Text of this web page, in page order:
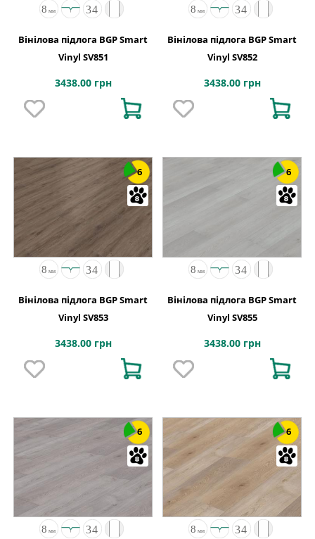
Вінілова підлога BGP Smart
Vinyl SV851
3438.00 грн
Вінілова підлога BGP Smart
Vinyl SV852
3438.00 грн
6
Вінілова підлога BGP Smart
Vinyl SV853
3438.00 грн
6
Вінілова підлога BGP Smart
Vinyl SV855
3438.00 грн
6 6